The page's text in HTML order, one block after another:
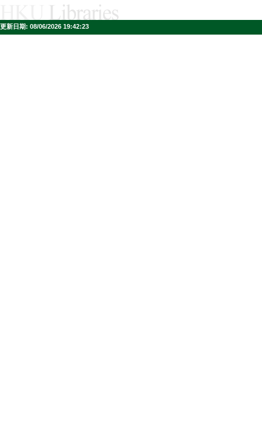
更新日期: 08/06/2026 19:42:23